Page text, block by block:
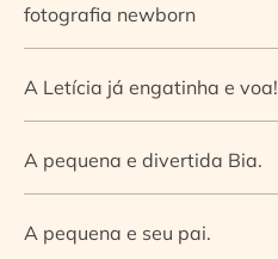
fotografia newborn
A Letícia já engatinha e voa!
A pequena e divertida Bia.
A pequena e seu pai.